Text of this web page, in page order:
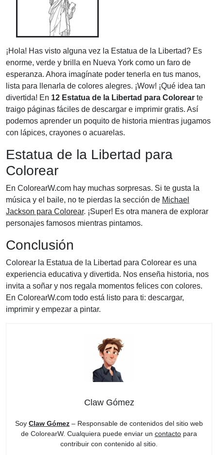
¡Hola! Has visto alguna vez la Estatua de la Libertad? Es
enorme, verde y brilla en Nueva York como un faro de
esperanza. Ahora imagínate poder tenerla en tus manos,
lista para llenarla de colores alegres. ¡Wow! ¡Qué idea tan
divertida! En 12 Estatua de la Libertad para Colorear te
traigo páginas fáciles de descargar e imprimir gratis. Así
podemos aprender un poquito de historia mientras jugamos
con lápices, crayones o acuarelas.
Estatua de la Libertad para
Colorear
En ColorearW.com hay muchas sorpresas. Si te gusta la
música y el baile, no te pierdas la sección de Michael
Jackson para Colorear. ¡Super! Es otra manera de explorar
personajes famosos mientras pintamos.
Conclusión
Colorear la Estatua de la Libertad para Colorear es una
experiencia educativa y divertida. Nos enseña historia, nos
invita a soñar y nos regala momentos felices con colores.
En ColorearW.com todo está listo para ti: descargar,
imprimir y empezar a pintar.
Claw Gómez
Soy Claw Gómez – Responsable de contenidos del sitio web
de ColorearW. Cualquiera puede enviar un contacto para
contribuir con contenido al sitio.